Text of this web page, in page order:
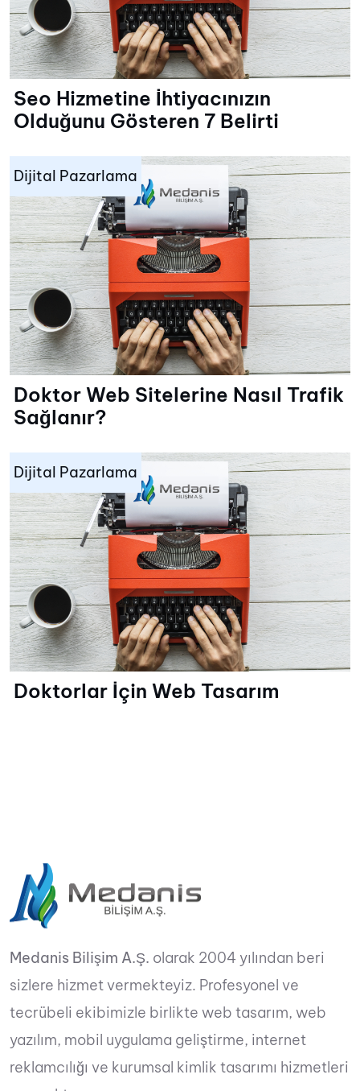
Seo Hizmetine İhtiyacınızın
Olduğunu Gösteren 7 Belirti
Dijital Pazarlama
Doktor Web Sitelerine Nasıl Trafik
Sağlanır?
Dijital Pazarlama
Doktorlar İçin Web Tasarım
Medanis Bilişim A.Ş. olarak 2004 yılından beri
sizlere hizmet vermekteyiz. Profesyonel ve
tecrübeli ekibimizle birlikte web tasarım, web
yazılım, mobil uygulama geliştirme, internet
reklamcılığı ve kurumsal kimlik tasarımı hizmetleri